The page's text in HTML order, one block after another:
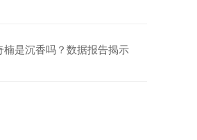
是沉香吗？数据报告揭示